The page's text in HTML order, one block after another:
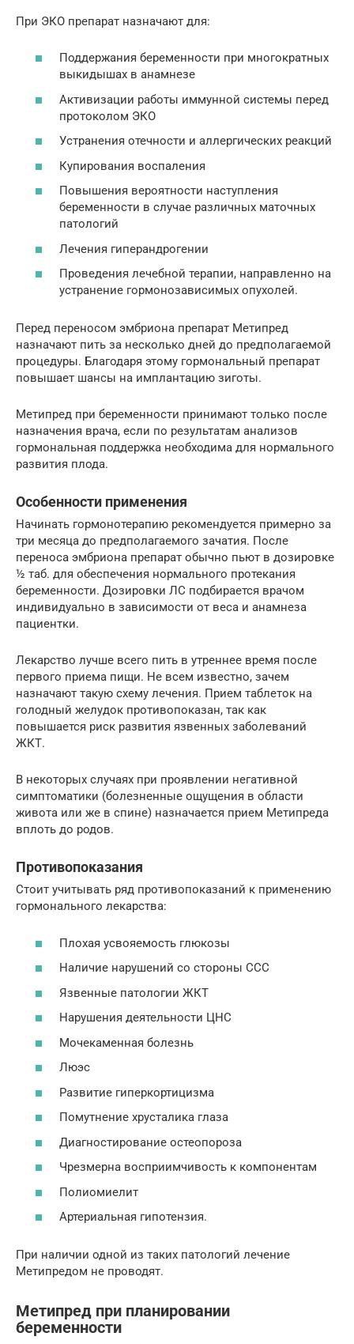
При ЭКО препарат назначают для:
Поддержания беременности при многократных
выкидышах в анамнезе
Активизации работы иммунной системы перед
протоколом ЭКО
Устранения отечности и аллергических реакций
Купирования воспаления
Повышения вероятности наступления
беременности в случае различных маточных
патологий
Лечения гиперандрогении
Проведения лечебной терапии, направленно на
устранение гормонозависимых опухолей.
Перед переносом эмбриона препарат Метипред
назначают пить за несколько дней до предполагаемой
процедуры. Благодаря этому гормональный препарат
повышает шансы на имплантацию зиготы.
Метипред при беременности принимают только после
назначения врача, если по результатам анализов
гормональная поддержка необходима для нормального
развития плода.
Особенности применения
Начинать гормонотерапию рекомендуется примерно за
три месяца до предполагаемого зачатия. После
переноса эмбриона препарат обычно пьют в дозировке
½ таб. для обеспечения нормального протекания
беременности. Дозировки ЛС подбирается врачом
индивидуально в зависимости от веса и анамнеза
пациентки.
Лекарство лучше всего пить в утреннее время после
первого приема пищи. Не всем известно, зачем
назначают такую схему лечения. Прием таблеток на
голодный желудок противопоказан, так как
повышается риск развития язвенных заболеваний
ЖКТ.
В некоторых случаях при проявлении негативной
симптоматики (болезненные ощущения в области
живота или же в спине) назначается прием Метипреда
вплоть до родов.
Противопоказания
Стоит учитывать ряд противопоказаний к применению
гормонального лекарства:
Плохая усвояемость глюкозы
Наличие нарушений со стороны ССС
Язвенные патологии ЖКТ
Нарушения деятельности ЦНС
Мочекаменная болезнь
Люэс
Развитие гиперкортицизма
Помутнение хрусталика глаза
Диагностирование остеопороза
Чрезмерна восприимчивость к компонентам
Полиомиелит
Артериальная гипотензия.
При наличии одной из таких патологий лечение
Метипредом не проводят.
Метипред при планировании
беременности